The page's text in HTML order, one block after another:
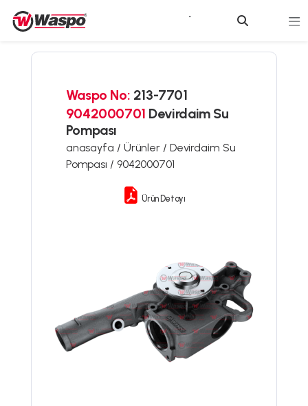
Waspo No: 213-7701
9042000701 Devirdaim Su
Pompası
anasayfa / Ürünler / Devirdaim Su
Pompası / 9042000701
Ürün Detayı